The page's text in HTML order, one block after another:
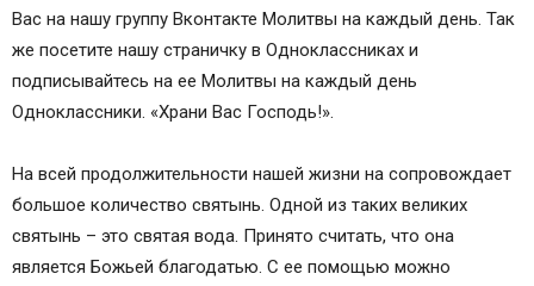
Вас на нашу группу Вконтакте Молитвы на каждый день. Так
же посетите нашу страничку в Одноклассниках и
подписывайтесь на ее Молитвы на каждый день
Одноклассники. «Храни Вас Господь!».
На всей продолжительности нашей жизни на сопровождает
большое количество святынь. Одной из таких великих
святынь – это святая вода. Принято считать, что она
является Божьей благодатью. С ее помощью можно